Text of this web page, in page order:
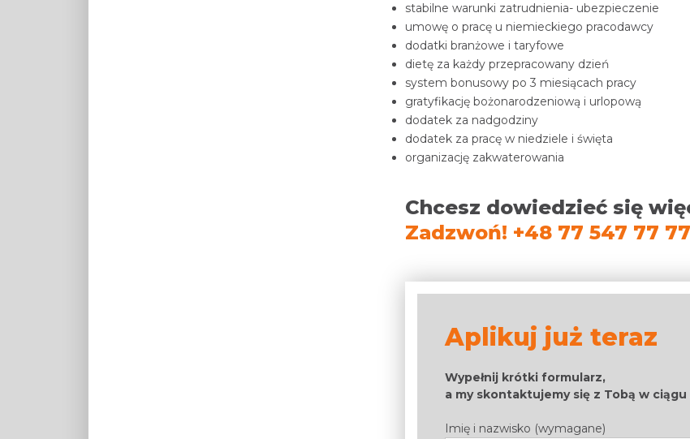
stabilne warunki zatrudnienia- ubezpieczenie
umowę o pracę u niemieckiego pracodawcy
dodatki branżowe i taryfowe
dietę za każdy przepracowany dzień
system bonusowy po 3 miesiącach pracy
gratyfikację bożonarodzeniową i urlopową
dodatek za nadgodziny
dodatek za pracę w niedziele i święta
organizację zakwaterowania
Chcesz dowiedzieć się
Zadzwoń! +48 77 547 77 77
Aplikuj już teraz
Wypełnij krótki formularz,
a my skontaktujemy się z Tobą w
Imię i nazwisko (wymagane)